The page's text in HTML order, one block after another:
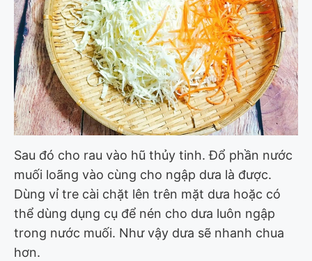
Sau đó cho rau vào hũ thủy tinh. Đổ phần nước
muối loãng vào cùng cho ngập dưa là được.
Dùng vỉ tre cài chặt lên trên mặt dưa hoặc có
thể dùng dụng cụ để nén cho dưa luôn ngập
trong nước muối. Như vậy dưa sẽ nhanh chua
hơn.